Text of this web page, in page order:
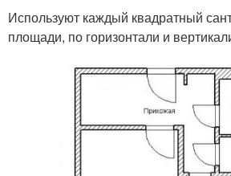
Используют каждый квадратный
площади, по горизонтали и